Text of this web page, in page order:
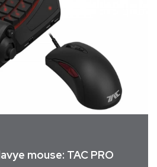
mouse: TAC PRO